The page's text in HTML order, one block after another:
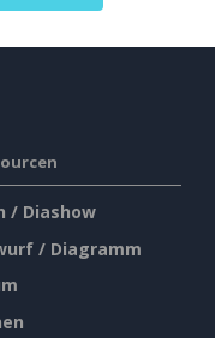
/ Diashow
/ Diagramm